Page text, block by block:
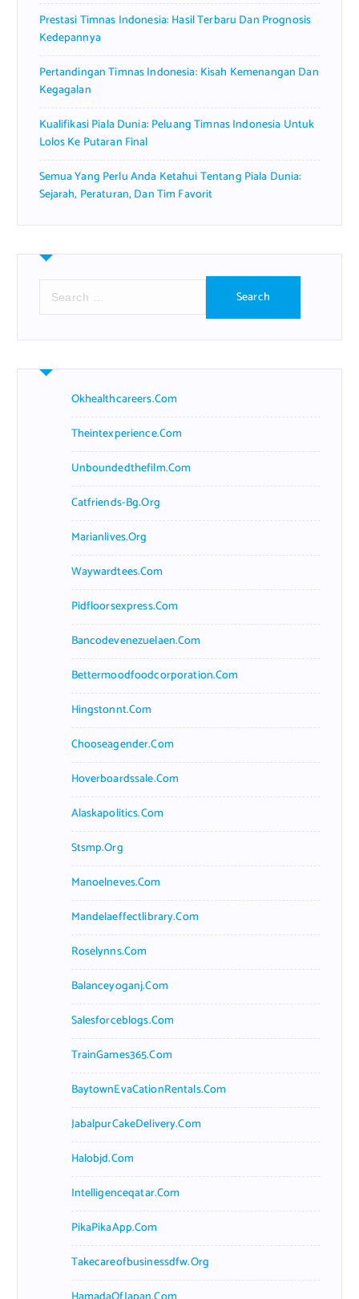
Prestasi Timnas Indonesia: Hasil Terbaru Dan Prognosis
Kedepannya
Pertandingan Timnas Indonesia: Kisah Kemenangan Dan
Kegagalan
Kualifikasi Piala Dunia: Peluang Timnas Indonesia Untuk
Lolos Ke Putaran Final
Semua Yang Perlu Anda Ketahui Tentang Piala Dunia:
Sejarah, Peraturan, Dan Tim Favorit
r
h
Okhealthcareers.com
Theintexperience.com
Unboundedthefilm.com
Catfriends-Bg.org
Marianlives.org
Waywardtees.com
Pidfloorsexpress.com
Bancodevenezuelaen.com
Bettermoodfoodcorporation.com
Hingstonnt.com
Chooseagender.com
Hoverboardssale.com
Alaskapolitics.com
Stsmp.org
Manoelneves.com
Mandelaeffectlibrary.com
Roselynns.com
Balanceyoganj.com
Salesforceblogs.com
TrainGames365.com
BaytownEvaCationRentals.com
JabalpurCakeDelivery.com
Halobjd.com
Intelligenceqatar.com
PikaPikaApp.com
Takecareofbusinessdfw.org